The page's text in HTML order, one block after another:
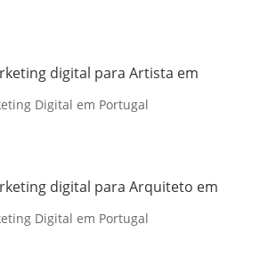
digital para Artista em
Digital em Portugal
digital para Arquiteto em
Digital em Portugal